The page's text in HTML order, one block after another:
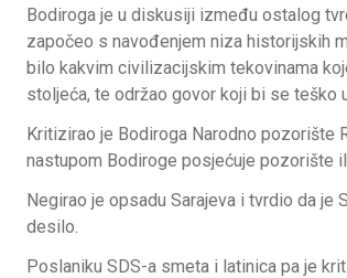
Bodiroga je u diskusiji između ostalog
započeo s navođenjem niza historijskih
bilo kakvim civilizacijskim tekovinama
stoljeća, te održao govor koji bi se teško
Kritizirao je Bodiroga Narodno pozorište
nastupom Bodiroge posjećuje pozorište
Negirao je opsadu Sarajeva i tvrdio da je
desilo.
Poslaniku SDS-a smeta i latinica pa je